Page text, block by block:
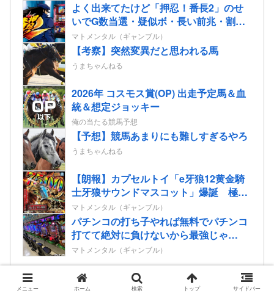
よく出来てたけど「押忍！番長2」のせ
いでG数当選・疑似ボ・長い前兆・割を
喰う特化ゾーンが当たり前になってスロ
ットは終わった
マトメンタル（ギャンブル）
【考察】突然変異だと思われる馬
うまちゃんねる
2026年 コスモス賞(OP) 出走予定馬＆血
統＆想定ジョッキー
俺の当たる競馬予想
【予想】競馬あまりにも難しすぎるやろ
うまちゃんねる
【朗報】カプセルトイ「e牙狼12黄金騎
士牙狼サウンドマスコット」爆誕 極限
7500バトル牙狼剣告知など全5種
マトメンタル（ギャンブル）
パチンコの打ち子やれば無料でパチンコ
打てて絶対に負けないから最強じゃ
ね？？？
マトメンタル（ギャンブル）
メニュー ホーム 検索 トップ サイドバー